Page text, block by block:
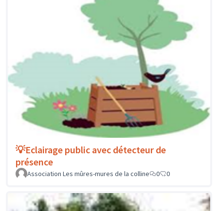
💡Eclairage public avec détecteur de
présence
Association Les mûres-mures de la colline 0 0